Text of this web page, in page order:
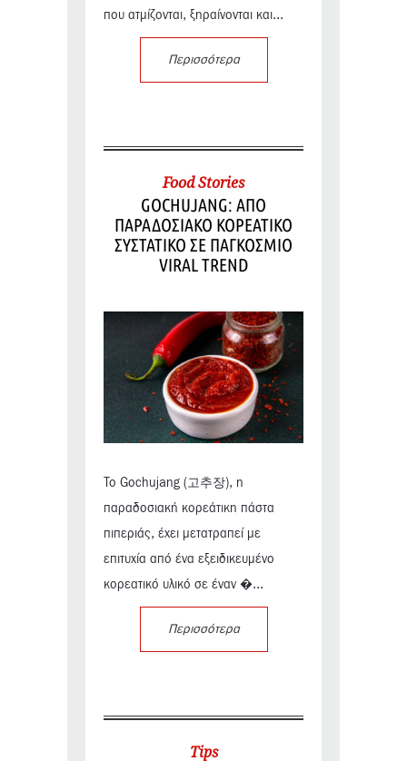
που ατμίζονται, ξηραίνονται και...
Περισσότερα
Food Stories
GOCHUJANG: ΑΠΟ
ΠΑΡΑΔΟΣΙΑΚΟ ΚΟΡΕΑΤΙΚΟ
ΣΥΣΤΑΤΙΚΟ ΣΕ ΠΑΓΚΟΣΜΙΟ
VIRAL TREND
Το Gochujang (고추장), η
παραδοσιακή κορεάτικη πάστα
πιπεριάς, έχει μετατραπεί με
επιτυχία από ένα εξειδικευμένο
κορεατικό υλικό σε έναν �...
Περισσότερα
Tips